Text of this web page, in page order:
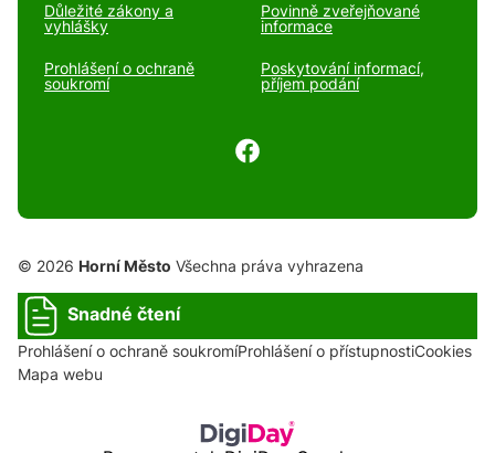
Důležité zákony a
vyhlášky
Povinně zveřejňované
informace
Prohlášení o ochraně
soukromí
Poskytování informací,
příjem podání
© 2026 Horní Město Všechna práva vyhrazena
Snadné čtení
Prohlášení o ochraně soukromíProhlášení o přístupnostiCookies
Mapa webu